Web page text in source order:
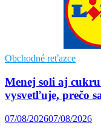
Obchodné reťazce
Menej soli aj
vysvetľuje, prečo
07/08/202607/08/2026